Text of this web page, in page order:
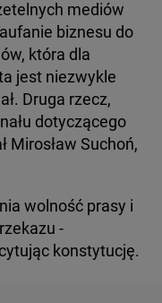
mediów
biznesu do
która dla
jest niezwykle
Druga rzecz,
dotyczącego
Mirosław Suchoń,
wolność prasy i
-
konstytucję.